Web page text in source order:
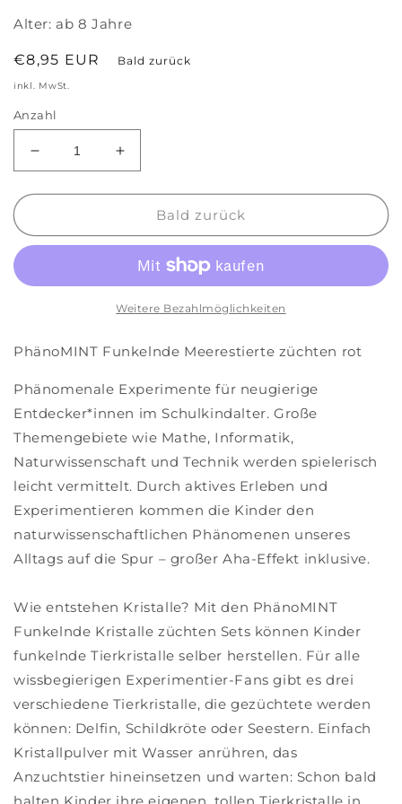
Alter: ab 8 Jahre
Normaler
Preis
€8,95 EUR Bald zurück
inkl. MwSt.
Anzahl
Verringere
die
Menge
PhänoMINT
züchten
Erhöhe
die
Menge
PhänoMINT
Funkelnde
Meerestierte
züchten
rot
Bald zurück
Weitere Bezahlmöglichkeiten
PhänoMINT Funkelnde Meerestierte züchten rot
Phänomenale Experimente für neugierige
Entdecker*innen im Schulkindalter. Große
Themengebiete wie Mathe, Informatik,
Naturwissenschaft und Technik werden spielerisch
leicht vermittelt. Durch aktives Erleben und
Experimentieren kommen die Kinder den
naturwissenschaftlichen Phänomenen unseres
Alltags auf die Spur – großer Aha-Effekt inklusive.
Wie entstehen Kristalle? Mit den PhänoMINT
Funkelnde Kristalle züchten Sets können Kinder
funkelnde Tierkristalle selber herstellen. Für alle
wissbegierigen Experimentier-Fans gibt es drei
verschiedene Tierkristalle, die gezüchtete werden
können: Delfin, Schildkröte oder Seestern. Einfach
Kristallpulver mit Wasser anrühren, das
Anzuchtstier hineinsetzen und warten: Schon bald